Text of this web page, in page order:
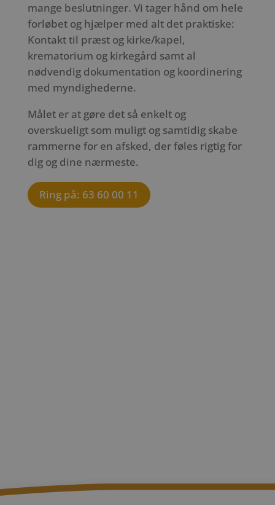
mange beslutninger. Vi tager hånd om hele
forløbet og hjælper med alt det praktiske:
Kontakt til præst og kirke/kapel,
krematorium og kirkegård samt al
nødvendig dokumentation og koordinering
med myndighederne.
Målet er at gøre det så enkelt og
overskueligt som muligt og samtidig skabe
rammerne for en afsked, der føles rigtig for
dig og dine nærmeste.
Ring på: 63 60 00 11